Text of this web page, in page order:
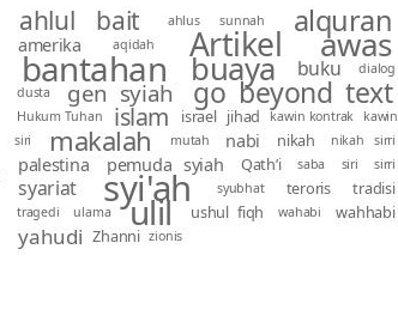
ahlul bait ahlus sunnah alquran
amerika aqidah Artikel awas
bantahan buaya buku
dialog
dusta
gen syiah go beyond text
Hukum Tuhan islam israel jihad kawin kontrak
kawin
siri
makalah mutah nabi nikah nikah sirri
palestina pemuda syiah Qath’i saba siri sirri
syariat syi'ah syubhat teroris tradisi
tragedi ulama ulil ushul fiqh wahabi wahhabi
yahudi Zhanni zionis